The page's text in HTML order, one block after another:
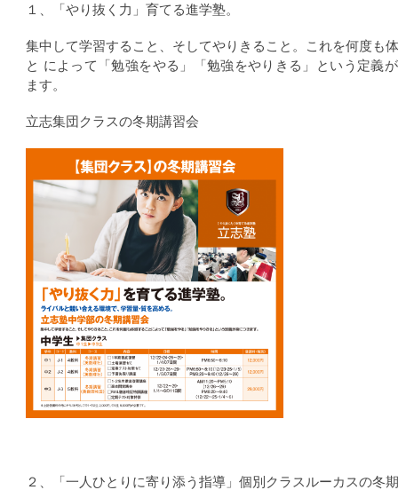
１、「やり抜く力」育てる進学塾。
集中して学習すること、そしてやりきること。これを何度も
と によって「勉強をやる」「勉強をやりきる」という定義
ます。
立志集団クラスの冬期講習会
２、「一人ひとりに寄り添う指導」個別クラスルーカスの冬